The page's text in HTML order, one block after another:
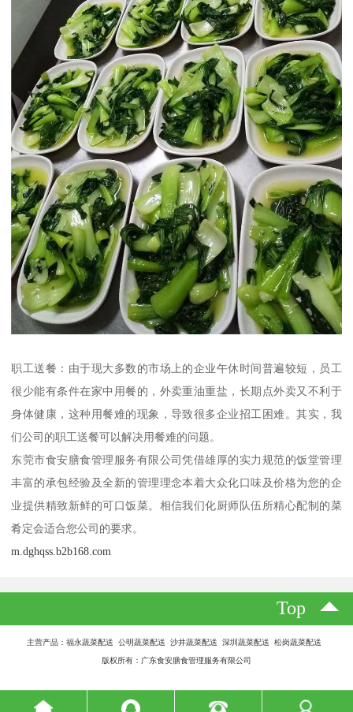
职工送餐：由于现大多数的市场上的企业午休时间普遍较短，员工
很少能有条件在家中用餐的，外卖重油重盐，长期点外卖又不利于
身体健康，这种用餐难的现象，导致很多企业招工困难。其实，我
们公司的职工送餐可以解决用餐难的问题。
东莞市食安膳食管理服务有限公司凭借雄厚的实力规范的饭堂管理
丰富的承包经验及全新的管理理念本着大众化口味及价格为您的企
业提供精致新鲜的可口饭菜。相信我们化厨师队伍所精心配制的菜
肴定会适合您公司的要求。
m.dghqss.b2b168.com
Top
主营产品：福永蔬菜配送 公明蔬菜配送 沙井蔬菜配送 深圳蔬菜配送 松岗蔬菜配送
版权所有：广东食安膳食管理服务有限公司